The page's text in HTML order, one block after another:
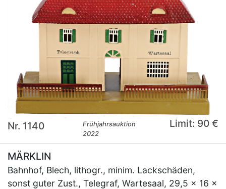
Nr. 1140
Frühjahrsauktion
2022
Limit: 90 €
MÄRKLIN
Bahnhof, Blech, lithogr., minim. Lackschäden,
sonst guter Zust., Telegraf, Wartesaal, 29,5 x 16 x